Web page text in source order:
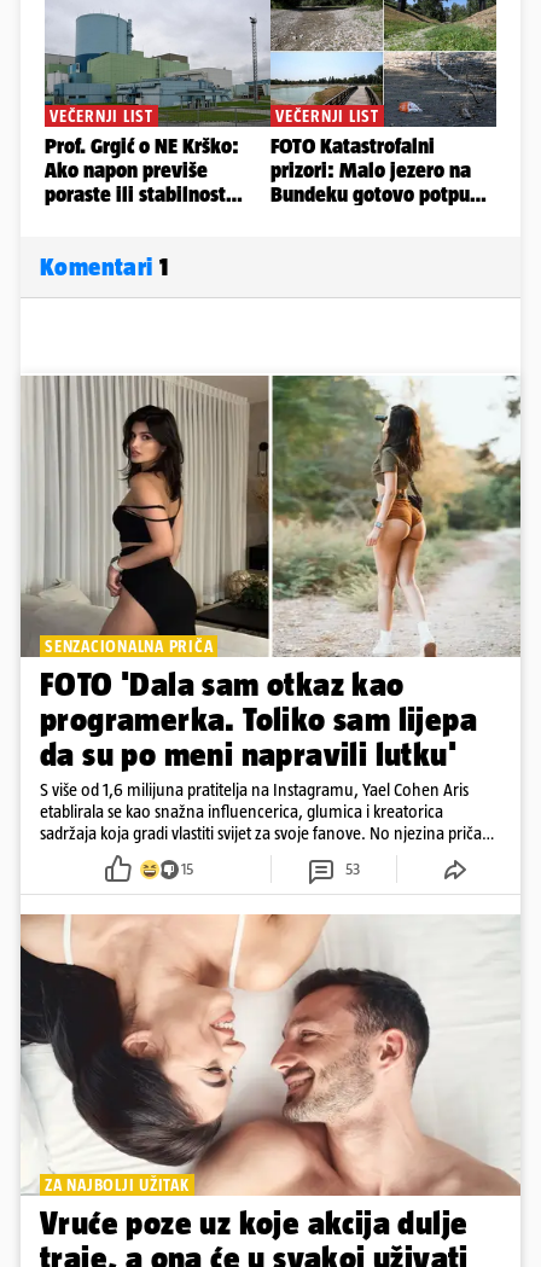
Komentari 1
SENZACIONALNA PRIČA
FOTO 'Dala sam otkaz kao
programerka. Toliko sam lijepa
da su po meni napravili lutku'
S više od 1,6 milijuna pratitelja na Instagramu, Yael Cohen Aris
etablirala se kao snažna influencerica, glumica i kreatorica
sadržaja koja gradi vlastiti svijet za svoje fanove. No njezina priča
pokazuje da online slava dolazi i s neočekivanim izazovima
15 53
ZA NAJBOLJI UŽITAK
Vruće poze uz koje akcija dulje
traje, a ona će u svakoj uživati